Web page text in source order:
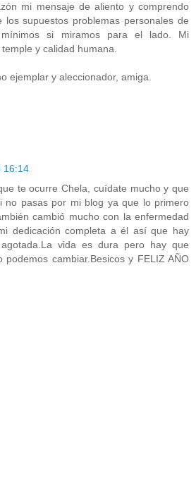
mi mensaje de aliento y comprendo
los supuestos problemas personales de
si miramos para el lado. Mi
y calidad humana.
ejemplar y aleccionador, amiga.
16:14
te ocurre Chela, cuídate mucho y que
no pasas por mi blog ya que lo primero
cambió mucho con la enfermedad
dedicación completa a él así que hay
vida es dura pero hay que
podemos cambiar.Besicos y FELIZ AÑO